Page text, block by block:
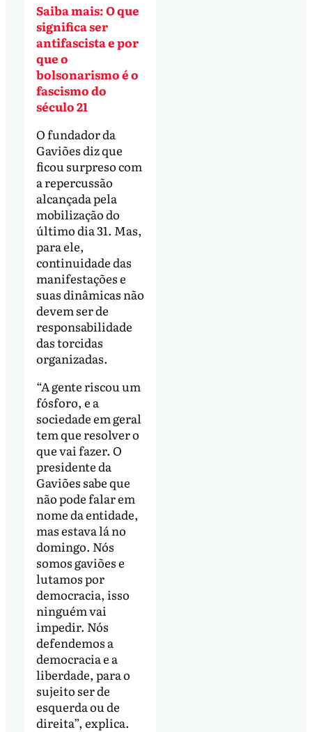
Saiba mais: O que
significa ser
antifascista e por
que o
bolsonarismo é o
fascismo do
século 21
O fundador da
Gaviões diz que
ficou surpreso com
a repercussão
alcançada pela
mobilização do
último dia 31. Mas,
para ele,
continuidade das
manifestações e
suas dinâmicas não
devem ser de
responsabilidade
das torcidas
organizadas.
“A gente riscou um
fósforo, e a
sociedade em geral
tem que resolver o
que vai fazer. O
presidente da
Gaviões sabe que
não pode falar em
nome da entidade,
mas estava lá no
domingo. Nós
somos gaviões e
lutamos por
democracia, isso
ninguém vai
impedir. Nós
defendemos a
democracia e a
liberdade, para o
sujeito ser de
esquerda ou de
direita”, explica.